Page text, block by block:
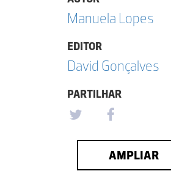
Manuela Lopes
EDITOR
David Gonçalves
PARTILHAR
AMPLIAR